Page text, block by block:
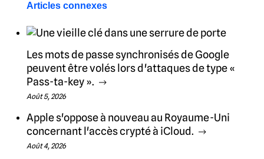
Articles connexes
Les mots de passe synchronisés de Google
peuvent être volés lors d'attaques de type «
Pass-ta-key ».
Août 5, 2026
Apple s'oppose à nouveau au Royaume-Uni
concernant l'accès crypté à iCloud.
Août 4, 2026